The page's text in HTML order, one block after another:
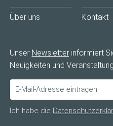
Über uns Kontakt
Unser Newsletter informiert
Neuigkeiten und
Ich habe die